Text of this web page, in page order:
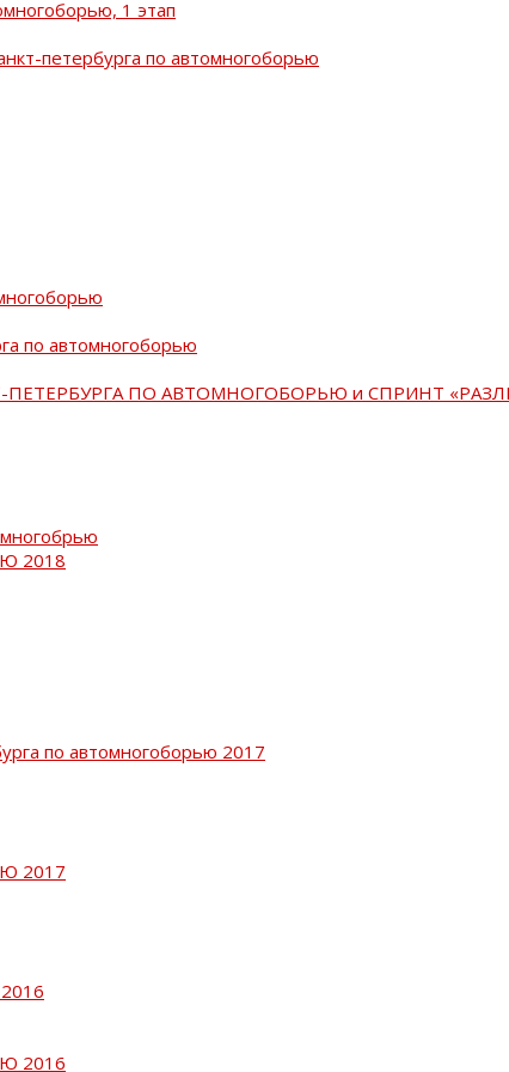
1 этап
петербурга по автомногоборью
по автомногоборью
ПЕТЕРБУРГА ПО АВТОМНОГОБОРЬЮ и СПРИНТ
2018
по автомногоборью 2017
2017
2016